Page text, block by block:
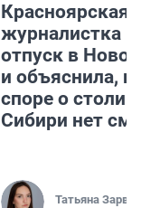
Красноярская
журналистка
отпуск в
и объяснила,
споре о
Сибири нет
Татьяна Зарва